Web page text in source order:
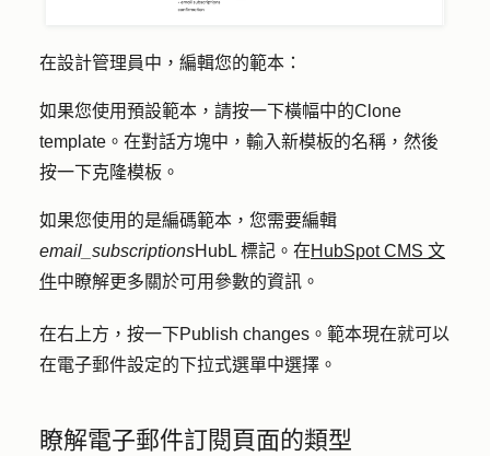
在設計管理員中，編輯您的範本：
如果您使用預設範本，請按一下橫幅中的Clone
template 。在對話方塊中，輸入新模板的名稱 ，然後
按一下克隆模板 。
如果您使用的是編碼範本，您需要編輯
email_subscriptionsHubL 標記。在HubSpot CMS 文
件中瞭解更多關於可用參數的資訊。
在右上方，按一下Publish changes 。範本現在就可以
在電子郵件設定的下拉式選單中選擇。
瞭解電子郵件訂閱頁面的類型